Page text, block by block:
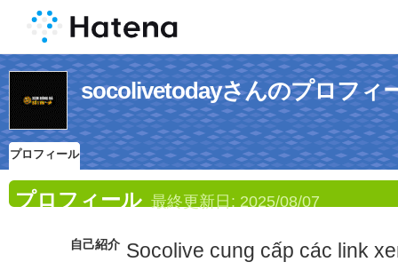
socolivetodayさんのプロフィ
プロフィール
プロフィール 最終更新日: 2025/08/07
自己紹介 Socolive cung cấp các link